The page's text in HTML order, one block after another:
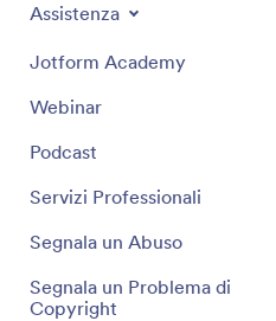
Assistenza
Jotform Academy
Webinar
Podcast
Servizi Professionali
Segnala un Abuso
Segnala un Problema di
Copyright